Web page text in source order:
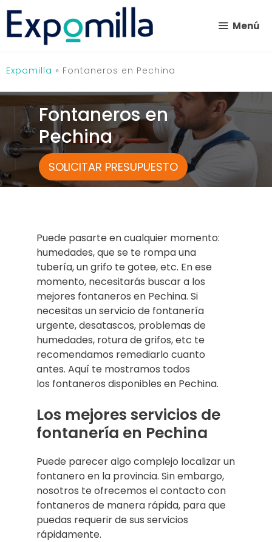
Saltar
contenido
Menú
Expomilla » Fontaneros en Pechina
Fontaneros en
Pechina
SOLICITAR PRESUPUESTO
Puede pasarte en cualquier momento:
humedades, que se te rompa una
tubería, un grifo te gotee, etc. En ese
momento, necesitarás buscar a los
mejores fontaneros en Pechina. Si
necesitas un servicio de fontanería
urgente, desatascos, problemas de
humedades, rotura de grifos, etc te
recomendamos remediarlo cuanto
antes. Aquí te mostramos todos
los fontaneros disponibles en Pechina.
Los mejores servicios de
fontanería en Pechina
Puede parecer algo complejo localizar un
fontanero en la provincia. Sin embargo,
nosotros te ofrecemos el contacto con
fontaneros de manera rápida, para que
puedas requerir de sus servicios
rápidamente.